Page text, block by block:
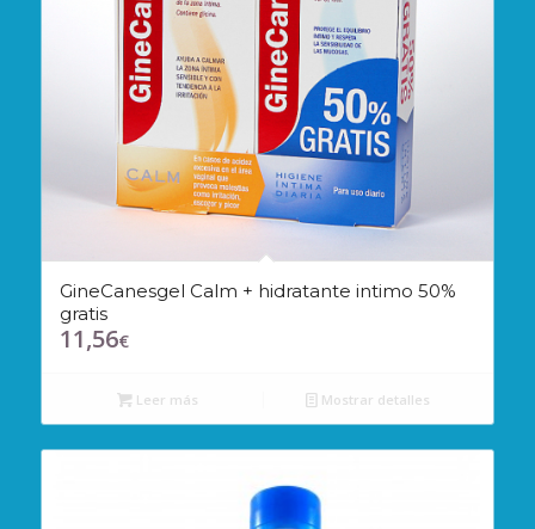
GineCanesgel Calm + hidratante intimo 50%
gratis
11,56€
Leer más Mostrar detalles